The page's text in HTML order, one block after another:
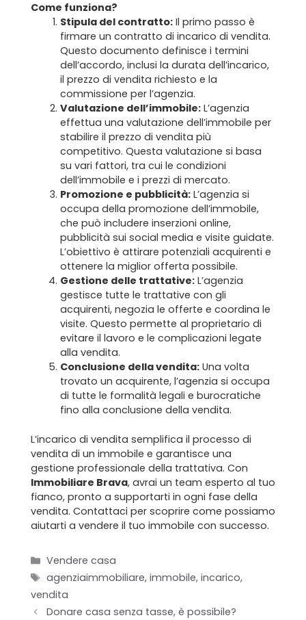
Home
Chi siamo
Il team
Servizi per i clienti
Servizi per gli agenti
I nostri immobili
Come funziona?
Stipula del contratto: Il primo passo è
firmare un contratto di incarico di vendita.
Questo documento definisce i termini
dell’accordo, inclusi la durata dell’incarico,
il prezzo di vendita richiesto e la
commissione per l’agenzia.
Valutazione dell’immobile: L’agenzia
effettua una valutazione dell’immobile per
stabilire il prezzo di vendita più
competitivo. Questa valutazione si basa
su vari fattori, tra cui le condizioni
dell’immobile e i prezzi di mercato.
Promozione e pubblicità: L’agenzia si
occupa della promozione dell’immobile,
che può includere inserzioni online,
pubblicità sui social media e visite guidate.
L’obiettivo è attirare potenziali acquirenti e
ottenere la miglior offerta possibile.
Gestione delle trattative: L’agenzia
gestisce tutte le trattative con gli
acquirenti, negozia le offerte e coordina le
visite. Questo permette al proprietario di
evitare il lavoro e le complicazioni legate
alla vendita.
Conclusione della vendita: Una volta
trovato un acquirente, l’agenzia si occupa
di tutte le formalità legali e burocratiche
fino alla conclusione della vendita.
L’incarico di vendita semplifica il processo di
vendita di un immobile e garantisce una
gestione professionale della trattativa. Con
Immobiliare Brava, avrai un team esperto al tuo
fianco, pronto a supportarti in ogni fase della
vendita. Contattaci per scoprire come possiamo
aiutarti a vendere il tuo immobile con successo.
Categorie
Vendere casa
Tag
agenziaimmobiliare,immobile,incarico,
vendita
Donare casa senza tasse, è possibile?